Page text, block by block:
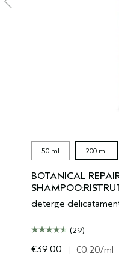
50 ml 200 ml
BOTANICAL
deterge
(29)
€39.00 | €0.20/ml